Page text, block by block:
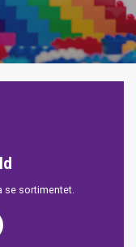
se sortimentet.